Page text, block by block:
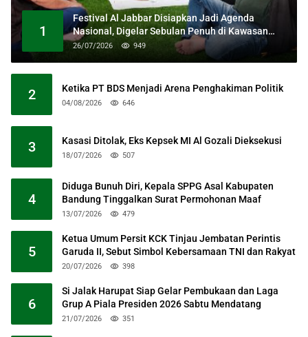
1
Festival Al Jabbar Disiapkan Jadi Agenda
Nasional, Digelar Sebulan Penuh di Kawasan
Masjid Raya Al Jabbar
26/07/2026 949
2 Ketika PT BDS Menjadi Arena Penghakiman Politik
04/08/2026 646
3 Kasasi Ditolak, Eks Kepsek MI Al Gozali Dieksekusi
18/07/2026 507
4
Diduga Bunuh Diri, Kepala SPPG Asal Kabupaten
Bandung Tinggalkan Surat Permohonan Maaf
13/07/2026 479
5
Ketua Umum Persit KCK Tinjau Jembatan Perintis
Garuda II, Sebut Simbol Kebersamaan TNI dan Rakyat
20/07/2026 398
6
Si Jalak Harupat Siap Gelar Pembukaan dan Laga
Grup A Piala Presiden 2026 Sabtu Mendatang
21/07/2026 351